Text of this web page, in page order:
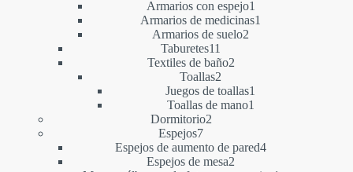
producto
Armarios con espejo1
producto
Armarios de medicinas1
Armarios de suelo2
Taburetes11
productos
Textiles de baño22
Toallas2
productos
Juegos de toallas1
Toallas de mano1
Dormitorio22
Espejos77
productos
Espejos de aumento de pared44
Espejos de mesa2